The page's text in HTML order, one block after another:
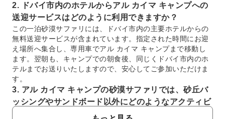
2. ドバイ市内のホテルからアル カイマ キャンプへの
送迎サービスはどのように利用できますか？
この一泊砂漠サファリには、ドバイ市内の主要ホテルからの
無料送迎サービスが含まれています。指定された時間にお迎
え場所へ集合し、専用車でアル カイマ キャンプまで移動し
ます。翌朝も、キャンプでの朝食後、同じくドバイ市内のホ
テルまでお送りいたしますので、安心してご参加いただけま
す。
3. アル カイマ キャンプの砂漠サファリでは、砂丘バ
ッシングやサンドボード以外にどのようなアクティビ